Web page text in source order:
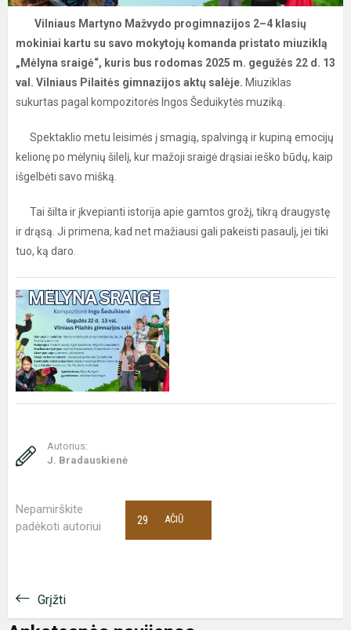
Vilniaus Martyno Mažvydo progimnazijos 2–4 klasių
mokiniai kartu su savo mokytojų komanda pristato miuziklą
„Mėlyna sraigė“, kuris bus rodomas 2025 m. gegužės 22 d. 13
val. Vilniaus Pilaitės gimnazijos aktų salėje. Miuziklas
sukurtas pagal kompozitorės Ingos Šeduikytės muziką.
Spektaklio metu leisimės į smagią, spalvingą ir kupiną emocijų
kelionę po mėlynių šilelį, kur mažoji sraigė drąsiai ieško būdų, kaip
išgelbėti savo mišką.
Tai šilta ir įkvepianti istorija apie gamtos grožį, tikrą draugystę
ir drąsą. Ji primena, kad net mažiausi gali pakeisti pasaulį, jei tiki
tuo, ką daro.
Autorius:
J. Bradauskienė
Nepamirškite
padėkoti autoriui
AČIŪ
29
Grįžti